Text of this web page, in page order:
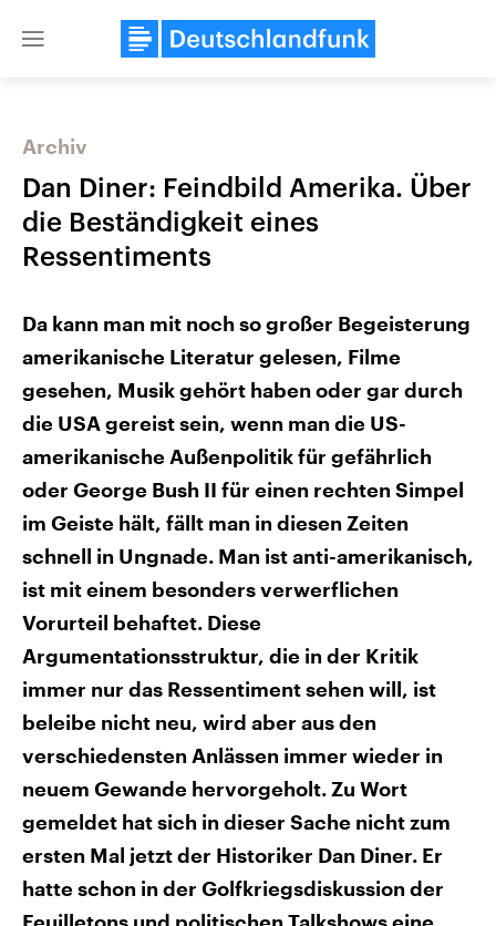
Close
Landtagswahl Sachsen-Anhalt
2026
Alle Informationen
Sachsen-Anhalt wählt am 6.
September 2026 einen neuen
Bundesland von einer Koalition aus
Umfragen, Prognosen,
Wahlprogramme, aktuelle Berichte
und Hintergründe zu den Parteien
und Kandidaten der anstehenden
Wahl.
USA
Aktuelle Beiträge,
Hintergründe
gehören die Vereinigten
mit großem Einfluss auf
Sendungen Programm Podcasts
Audio-Archiv
Archiv
Dan Diner: Feindbild Amerika. Über
die Beständigkeit eines
Ressentiments
Da kann man mit noch so großer Begeisterung
amerikanische Literatur gelesen, Filme
gesehen, Musik gehört haben oder gar durch
die USA gereist sein, wenn man die US-
amerikanische Außenpolitik für gefährlich
oder George Bush II für einen rechten Simpel
im Geiste hält, fällt man in diesen Zeiten
schnell in Ungnade. Man ist anti-amerikanisch,
ist mit einem besonders verwerflichen
Vorurteil behaftet. Diese
Argumentationsstruktur, die in der Kritik
immer nur das Ressentiment sehen will, ist
beleibe nicht neu, wird aber aus den
verschiedensten Anlässen immer wieder in
neuem Gewande hervorgeholt. Zu Wort
gemeldet hat sich in dieser Sache nicht zum
ersten Mal jetzt der Historiker Dan Diner. Er
hatte schon in der Golfkriegsdiskussion der